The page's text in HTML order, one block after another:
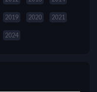
2019 2020 2021
2024